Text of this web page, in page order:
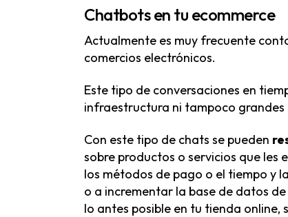
Chatbots en tu ecommerce
Actualmente es muy frecuente
comercios electrónicos.
Este tipo de conversaciones en
infraestructura ni tampoco
Con este tipo de chats se pueden
sobre productos o servicios que les
los métodos de pago o el tiempo y
o a incrementar la base de datos
lo antes posible en tu tienda online,